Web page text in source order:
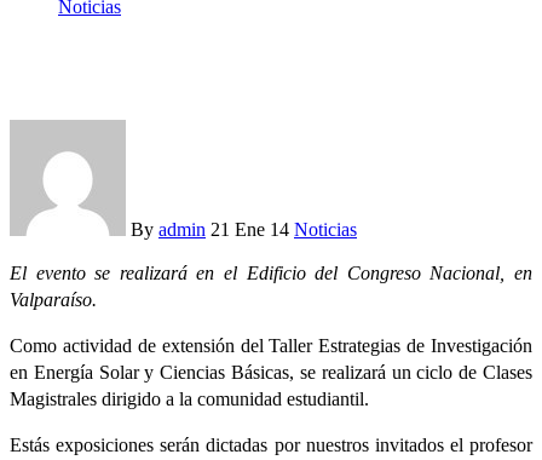
Noticias
By admin 21 Ene 14 Noticias
El evento se realizará en el Edificio del Congreso Nacional, en
Valparaíso.
Como actividad de extensión del Taller Estrategias de Investigación
en Energía Solar y Ciencias Básicas, se realizará un ciclo de Clases
Magistrales dirigido a la comunidad estudiantil.
Estás exposiciones serán dictadas por nuestros invitados el profesor